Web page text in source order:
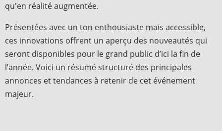
qu'en réalité augmentée.
Présentées avec un ton enthousiaste mais accessible,
ces innovations offrent un aperçu des nouveautés qui
seront disponibles pour le grand public d’ici la fin de
l’année. Voici un résumé structuré des principales
annonces et tendances à retenir de cet événement
majeur.